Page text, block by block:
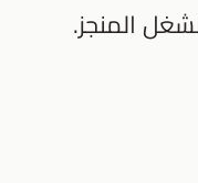
المنجز.